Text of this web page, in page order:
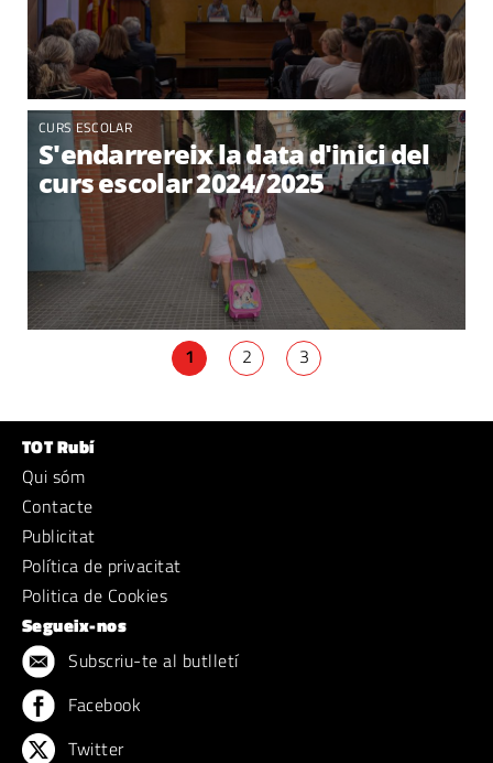
CURS ESCOLAR
S'endarrereix la data d'inici del
curs escolar 2024/2025
1 2 3
TOT Rubí
Qui sóm
Contacte
Publicitat
Política de privacitat
Politica de Cookies
Segueix-nos
Subscriu-te al butlletí
Facebook
Twitter